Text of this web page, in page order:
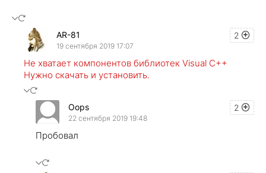
2
AR-81
19 сентября 2019 17:07
Не хватает компонентов библиотек Visual C++
Нужно скачать и установить.
2
Oops
22 сентября 2019 19:48
Пробовал